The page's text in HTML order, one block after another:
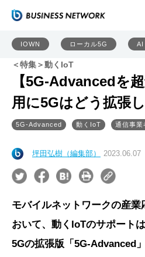
IOWN ローカル5G AI
＜特集＞動くIoT
【5G-Advancedを
用に5Gはどう拡張
5G-Advanced 動くIoT 通信事業
坪田弘樹（編集部） 2023.06.07
モバイルネットワークの産業
おいて、動くIoTのサポート
5Gの拡張版「5G-Advanced